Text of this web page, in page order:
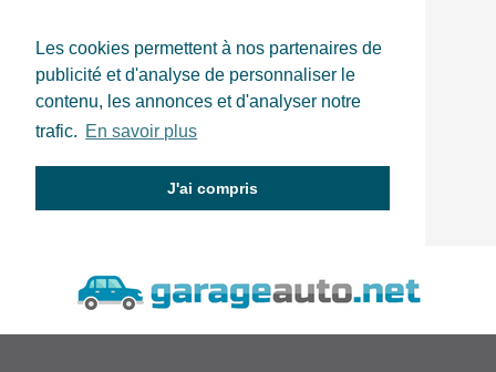
Les cookies permettent à nos partenaires de
publicité et d'analyse de personnaliser le
contenu, les annonces et d'analyser notre
trafic. En savoir plus
J'ai compris